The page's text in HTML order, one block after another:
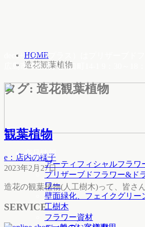
deco+（デコプラス）はプリザーブ
広島市中区舟入川口町14-1
商品情報
アーティフィシャルフラワ
プリザーブドフラワー&ド
ワー
壁面緑化、フェイクグリー
工樹木
フラワー資材
HOME
造花観葉植物
タグ: 造花観葉植物
観葉植物
e：店内の様子
2023年2月27日
造花の観葉植物(人工樹木)って、皆さ
SERVICE